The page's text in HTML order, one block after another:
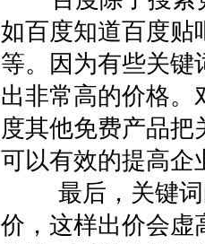
如百度知道百度贴
等。因为有些关键
出非常高的价格。
度其他免费产品
可以有效的提高企
最后，关键词的
价，这样出价会虚